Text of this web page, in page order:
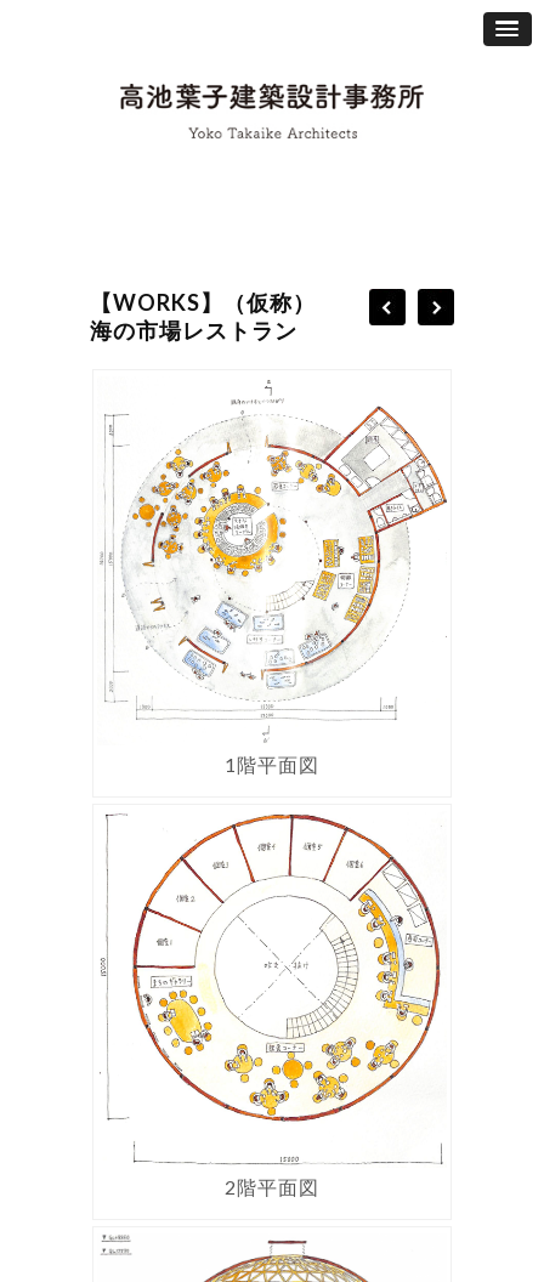
【WORKS】（仮称）
海の市場レストラン
1階平面図
2階平面図